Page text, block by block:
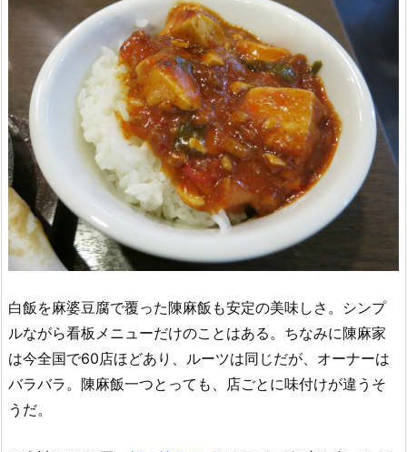
白飯を麻婆豆腐で覆った陳麻飯も安定の美味しさ。シンプ
ルながら看板メニューだけのことはある。ちなみに陳麻家
は今全国で60店ほどあり、ルーツは同じだが、オーナーは
バラバラ。陳麻飯一つとっても、店ごとに味付けが違うそ
うだ。